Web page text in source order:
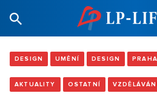
DESIGN UMĚNÍ DESIGN PRAHA
AKTUALITY OSTATNÍ